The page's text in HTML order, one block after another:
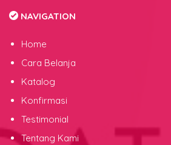
NAVIGATION
Home
Cara Belanja
Katalog
Konfirmasi
Testimonial
Tentang Kami